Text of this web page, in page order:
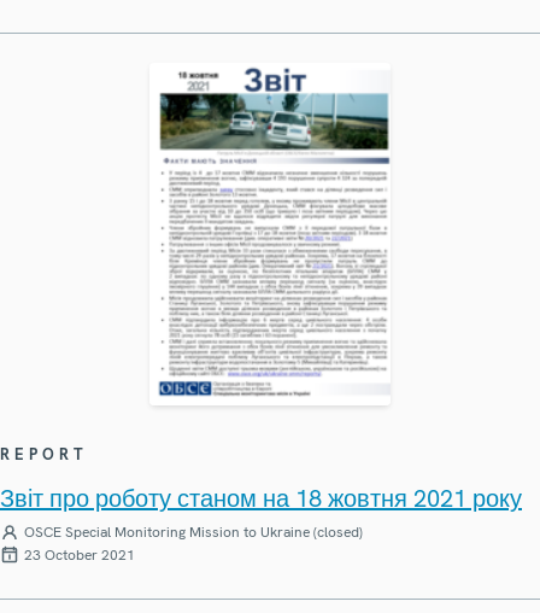
REPORT
Звіт про роботу станом на 18 жовтня 2021 року
OSCE Special Monitoring Mission to Ukraine (closed)
23 October 2021